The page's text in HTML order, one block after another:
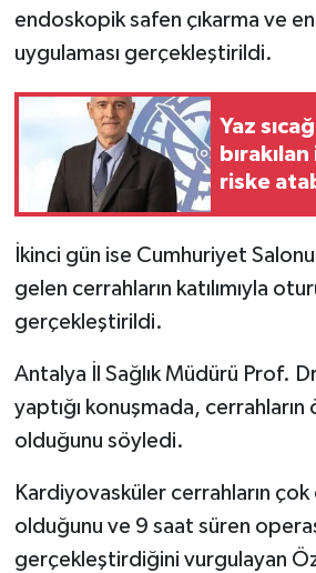
endoskopik safen çıkarma ve
uygulaması gerçekleştirildi.
Yaz
riske
İkinci gün ise Cumhuriyet
gelen cerrahların katılımıyla
gerçekleştirildi.
Antalya İl Sağlık Müdürü Prof.
yaptığı konuşmada, cerrahların
olduğunu söyledi.
Kardiyovasküler cerrahların çok
olduğunu ve 9 saat süren
gerçekleştirdiğini vurgulayan